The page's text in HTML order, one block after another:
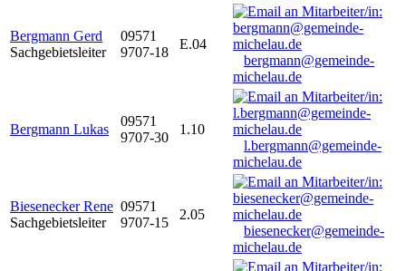
Bergmann Gerd
Sachgebietsleiter
09571
9707-18
E.04
bergmann@gemeinde-
michelau.de
Bergmann Lukas
09571
9707-30
1.10
l.bergmann@gemeinde-
michelau.de
Biesenecker Rene
Sachgebietsleiter
09571
9707-15
2.05
biesenecker@gemeinde-
michelau.de